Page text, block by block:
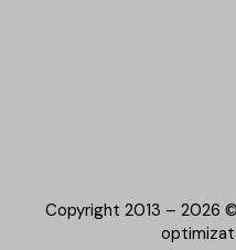
Copyright 2013 – 2026